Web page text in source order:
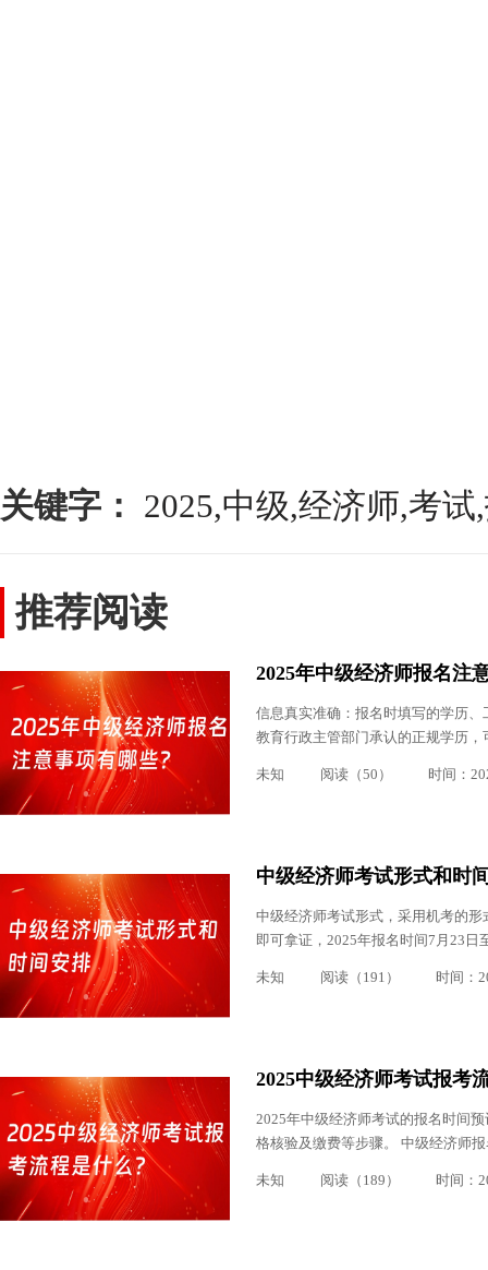
关键字： 2025,中级,经济师,考
推荐阅读
2025年中级经济师报名注
信息真实准确：报名时填写的学历
教育行政主管部门承认的正规学历
未知 阅读（50） 时间：
中级经济师考试形式和时
中级经济师考试形式，采用机考的
即可拿证，2025年报名时间7月23
未知 阅读（191） 时间：
2025中级经济师考试报考
2025年中级经济师考试的报名时间
格核验及缴费等步骤。 中级经济师
未知 阅读（189） 时间：